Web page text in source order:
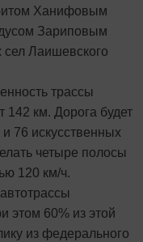
Ханифовым
Зариповым
сел Лаишевского
трассы
142 км. Дорога будет
76 искусственных
четыре полосы
120 км/ч.
этом 60% из этой
из федерального